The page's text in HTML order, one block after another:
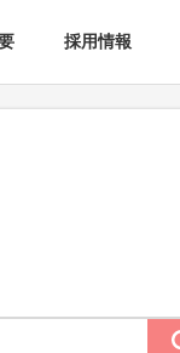
採用情報